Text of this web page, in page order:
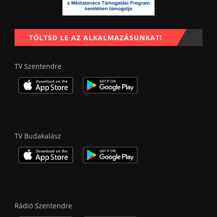
TÖLTSD LE AZ ALKALMAZÁSUNKAT!
TV Szentendre
TV Budakalász
Rádió Szentendre